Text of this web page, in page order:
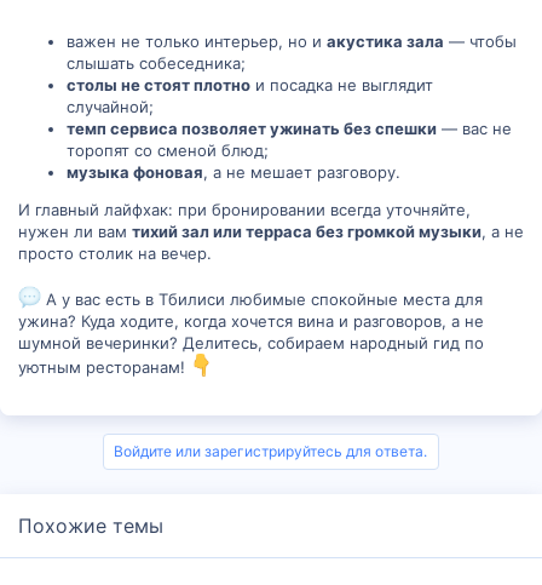
важен не только интерьер, но и акустика зала — чтобы
слышать собеседника;
столы не стоят плотно и посадка не выглядит
случайной;
темп сервиса позволяет ужинать без спешки — вас не
торопят со сменой блюд;
музыка фоновая, а не мешает разговору.
И главный лайфхак: при бронировании всегда уточняйте,
нужен ли вам тихий зал или терраса без громкой музыки, а не
просто столик на вечер.
А у вас есть в Тбилиси любимые спокойные места для
ужина? Куда ходите, когда хочется вина и разговоров, а не
шумной вечеринки? Делитесь, собираем народный гид по
уютным ресторанам!
Войдите или зарегистрируйтесь для ответа.
Похожие темы